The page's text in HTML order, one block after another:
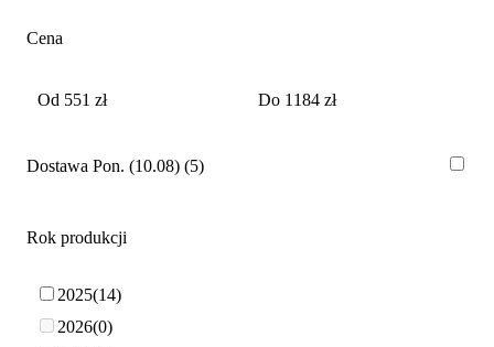
Cena
Dostawa Pon. (10.08) 5
Rok produkcji
2025 14
2026 0